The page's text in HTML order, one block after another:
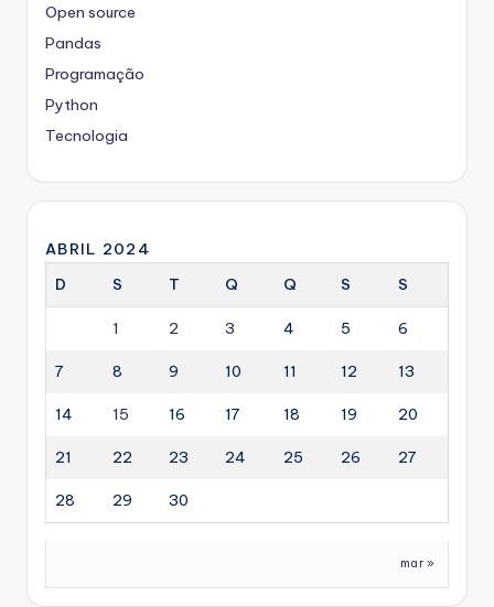
Open source
Pandas
Programação
Python
Tecnologia
ABRIL 2024
D
S T Q Q S S
1 2 3 4 5 6
7 8 9 10 11 12 13
14 15 16 17 18 19 20
21 22 23 24 25 26 27
28 29 30
mar »